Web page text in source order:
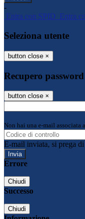
-
Entra con SPID Entra
Seleziona utente
button close ×
Recupero password
button close ×
Non hai una e-mail associata
E-mail inviata, si prega
Errore
Chiudi
Successo
Chiudi